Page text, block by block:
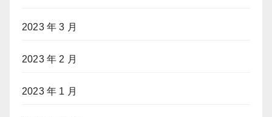
2023 年 3 月
2023 年 2 月
2023 年 1 月